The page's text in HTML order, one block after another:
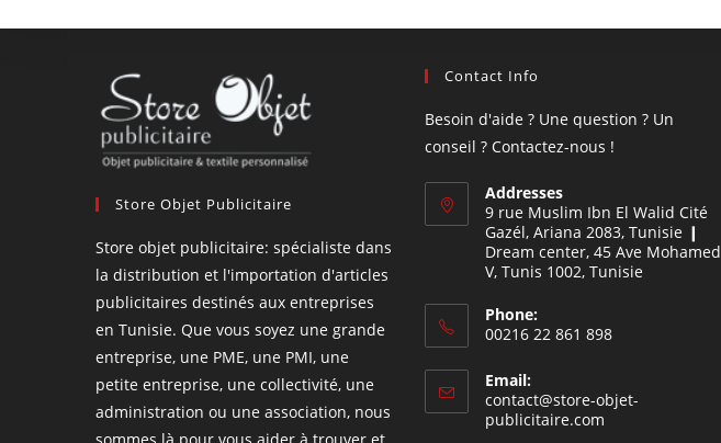
Store Objet Publicitaire
Store objet publicitaire: spécialiste dans
la distribution et l'importation d'articles
publicitaires destinés aux entreprises
en Tunisie. Que vous soyez une grande
entreprise, une PME, une PMI, une
petite entreprise, une collectivité, une
administration ou une association, nous
Contact Info
Besoin d'aide ? Une question ? Un
conseil ? Contactez-nous !
Addresses
9 rue Muslim Ibn El Walid Cité
Gazél, Ariana 2083, Tunisie ❙
Dream center, 45 Ave Mohamed
V, Tunis 1002, Tunisie
Phone:
00216 22 861 898
Email:
contact@store-objet-
publicitaire.com